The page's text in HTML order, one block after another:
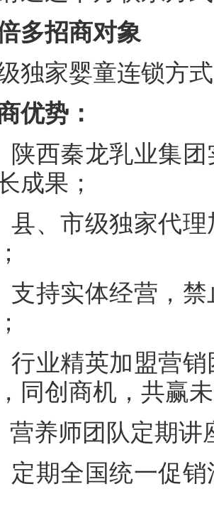
多招商对象
家婴童连锁方式
优势：
秦龙乳业集团
成果；
市级独家代理
实体经营，禁
精英加盟营销
同创商机，共赢
师团队定期讲
全国统一促销